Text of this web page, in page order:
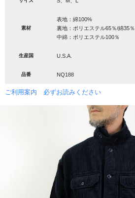
素材
表地：綿100%
裏地：ポリエステル65％/綿35％
中綿：ポリエステル100％
生産国 U.S.A.
品番 NQ188
ご利用案内 必ずお読みください